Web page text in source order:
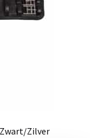
op
de
Zilver